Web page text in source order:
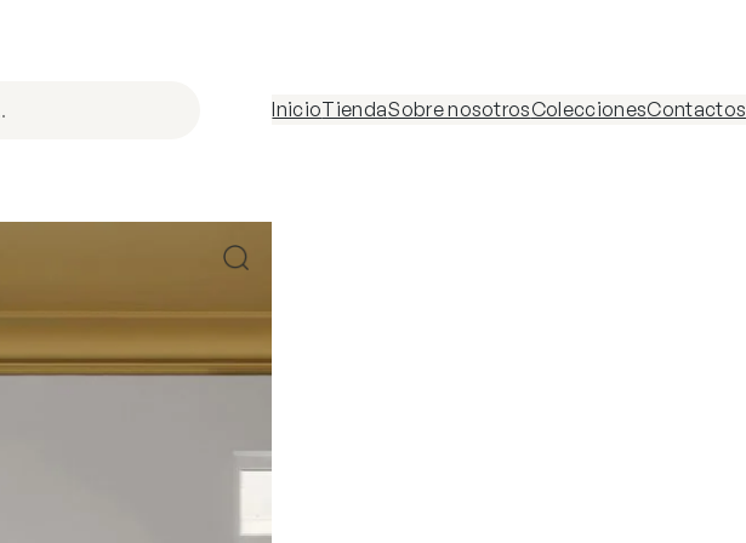
InicioTiendaSobre nosotrosColeccionesContactos